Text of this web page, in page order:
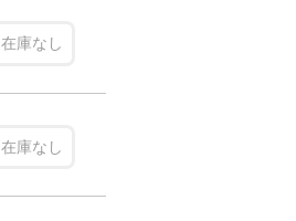
在庫なし
在庫なし